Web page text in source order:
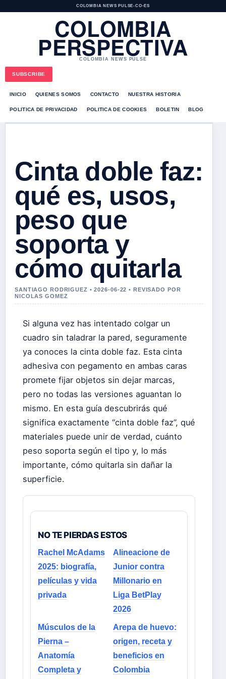
COLOMBIA NEWS PULSE•CO-ES
COLOMBIA
PERSPECTIVA
COLOMBIA NEWS PULSE
SUBSCRIBE
INICIO QUIENES SOMOS CONTACTO NUESTRA HISTORIA
POLITICA DE PRIVACIDAD POLITICA DE COOKIES BOLETIN BLOG
Cinta doble faz:
qué es, usos,
peso que
soporta y
cómo quitarla
SANTIAGO RODRIGUEZ • 2026-06-22 • REVISADO POR
NICOLAS GOMEZ
Si alguna vez has intentado colgar un
cuadro sin taladrar la pared, seguramente
ya conoces la cinta doble faz. Esta cinta
adhesiva con pegamento en ambas caras
promete fijar objetos sin dejar marcas,
pero no todas las versiones aguantan lo
mismo. En esta guía descubrirás qué
significa exactamente “cinta doble faz”, qué
materiales puede unir de verdad, cuánto
peso soporta según el tipo y, lo más
importante, cómo quitarla sin dañar la
superficie.
NO TE PIERDAS ESTOS
Rachel McAdams
2025: biografía,
películas y vida
privada
Alineacione de
Junior contra
Millonario en
Liga BetPlay
2026
Músculos de la
Pierna –
Anatomía
Completa y
Arepa de huevo:
origen, receta y
beneficios en
Colombia